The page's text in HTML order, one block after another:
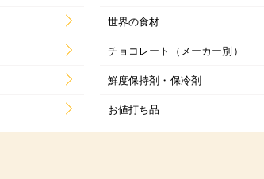
世界の食材
チョコレート（メーカー別）
鮮度保持剤・保冷剤
お値打ち品